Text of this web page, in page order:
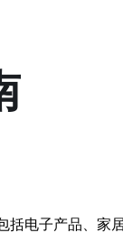
括电子产品、家